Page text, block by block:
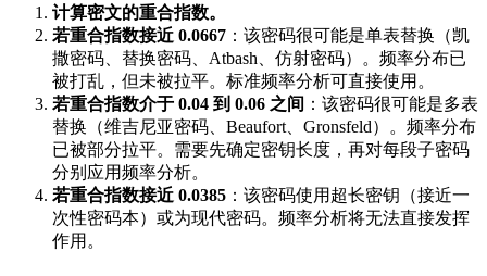
计算密文的重合指数。
若重合指数接近 0.0667 ：该密码很可能是单表替换（凯
撒密码、替换密码、Atbash、仿射密码）。频率分布已
被打乱，但未被拉平。标准频率分析可直接使用。
若重合指数介于 0.04 到 0.06 之间 ：该密码很可能是多表
替换（维吉尼亚密码、Beaufort、Gronsfeld）。频率分布
已被部分拉平。需要先确定密钥长度，再对每段子密码
分别应用频率分析。
若重合指数接近 0.0385 ：该密码使用超长密钥（接近一
次性密码本）或为现代密码。频率分析将无法直接发挥
作用。